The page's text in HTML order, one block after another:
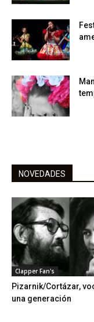
NOVEDADES
Clapper Fan's
Pizarnik/Cortázar,
una generación